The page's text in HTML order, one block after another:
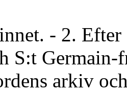
- 2.
S:t Germain-
arkiv